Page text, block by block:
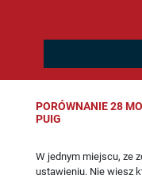
PORÓWNANIE 28
PUIG
W jednym miejscu, ze
ustawieniu. Nie wiesz